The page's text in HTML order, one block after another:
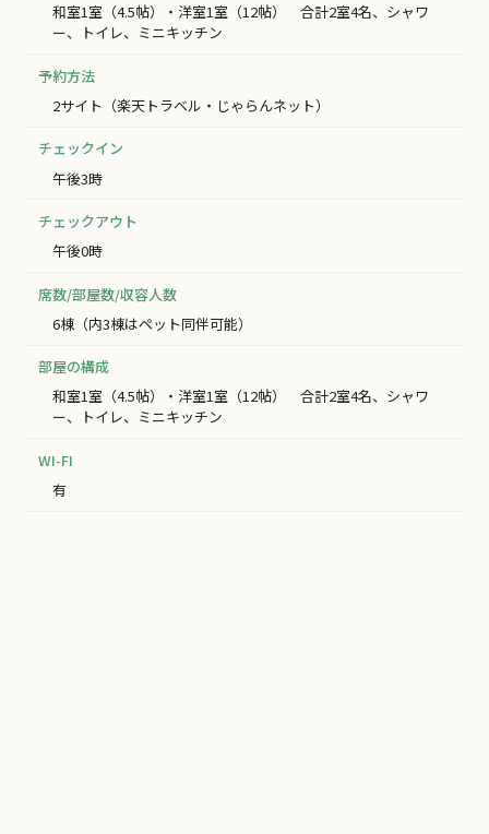
和室1室（4.5帖）・洋室1室（12帖） 合計2室4名、シャワ
ー、トイレ、ミニキッチン
予約方法
2サイト（楽天トラベル・じゃらんネット）
チェックイン
午後3時
チェックアウト
午後0時
席数/部屋数/収容人数
6棟（内3棟はペット同伴可能）
部屋の構成
和室1室（4.5帖）・洋室1室（12帖） 合計2室4名、シャワ
ー、トイレ、ミニキッチン
WI-FI
有